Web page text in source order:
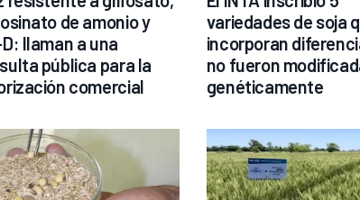
de amonio y
llaman a una
pública para la
comercial
variedades de soja
incorporan
no fueron
genéticamente